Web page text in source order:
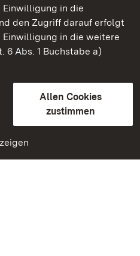
Einwilligung in die
den Zugriff darauf erfolgt
Einwilligung in die weitere
6 Abs. 1 Buchstabe a)
Allen Cookies
zustimmen
Baden-Württemberg